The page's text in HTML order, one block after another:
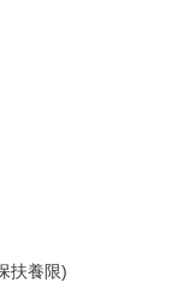
扶養限)